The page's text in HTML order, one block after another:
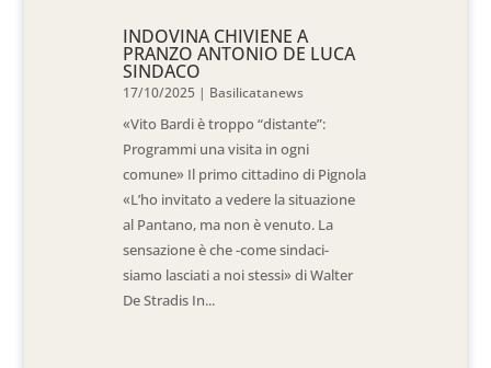
INDOVINA CHIVIENE A
PRANZO ANTONIO DE LUCA
SINDACO
17/10/2025 | Basilicatanews
«Vito Bardi è troppo “distante”:
Programmi una visita in ogni
comune» Il primo cittadino di Pignola
«L’ho invitato a vedere la situazione
al Pantano, ma non è venuto. La
sensazione è che -come sindaci-
siamo lasciati a noi stessi» di Walter
De Stradis In...